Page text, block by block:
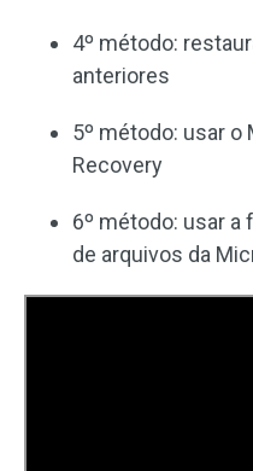
4º método:
anteriores
5º método: usar o
Recovery
6º método: usar a
de arquivos da